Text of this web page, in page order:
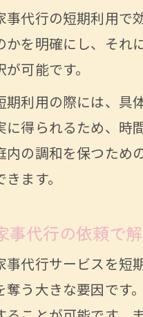
事代行の短期利用で
かを明確にし、それ
が可能です。
期利用の際には、具
に得られるため、時
内の調和を保つため
きます。
事代行の依頼で
事代行サービスを短
奪う大きな要因です